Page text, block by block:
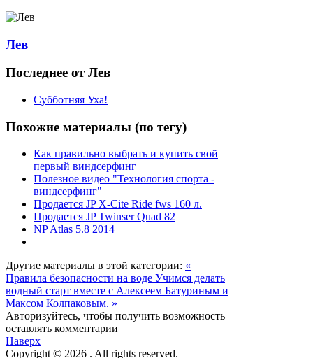
Лев
Последнее от Лев
Субботняя Уха!
Похожие материалы (по тегу)
Как правильно выбрать и купить свой
первый виндсерфинг
Полезное видео "Технология спорта -
виндсерфинг"
Продается JP X-Cite Ride fws 160 л.
Продается JP Twinser Quad 82
NP Atlas 5.8 2014
Другие материалы в этой категории: «
Правила безопасности на воде Учимся делать
водный старт вместе с Алексеем Батуриным и
Максом Колпаковым. »
Авторизуйтесь, чтобы получить возможность
оставлять комментарии
Наверх
Copyright © 2026 . All rights reserved.